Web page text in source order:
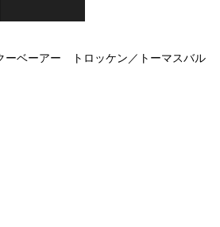
ベーアー トロッケン／トーマスバル